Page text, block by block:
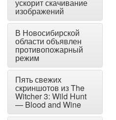
ускорит скачивание
изображений
В Новосибирской
области объявлен
противопожарный
режим
Пять свежих
скриншотов из The
Witcher 3: Wild Hunt
— Blood and Wine